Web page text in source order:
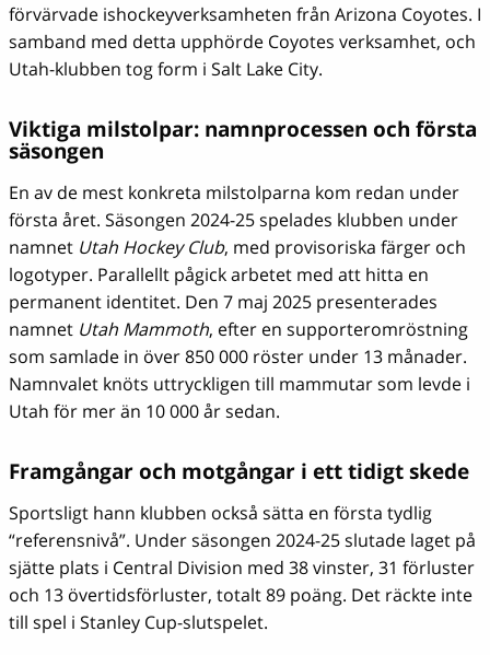
förvärvade ishockeyverksamheten från Arizona Coyotes. I
samband med detta upphörde Coyotes verksamhet, och
Utah-klubben tog form i Salt Lake City.
Viktiga milstolpar: namnprocessen och första
säsongen
En av de mest konkreta milstolparna kom redan under
första året. Säsongen 2024-25 spelades klubben under
namnet Utah Hockey Club, med provisoriska färger och
logotyper. Parallellt pågick arbetet med att hitta en
permanent identitet. Den 7 maj 2025 presenterades
namnet Utah Mammoth, efter en supporteromröstning
som samlade in över 850 000 röster under 13 månader.
Namnvalet knöts uttryckligen till mammutar som levde i
Utah för mer än 10 000 år sedan.
Framgångar och motgångar i ett tidigt skede
Sportsligt hann klubben också sätta en första tydlig
“referensnivå”. Under säsongen 2024-25 slutade laget på
sjätte plats i Central Division med 38 vinster, 31 förluster
och 13 övertidsförluster, totalt 89 poäng. Det räckte inte
till spel i Stanley Cup-slutspelet.